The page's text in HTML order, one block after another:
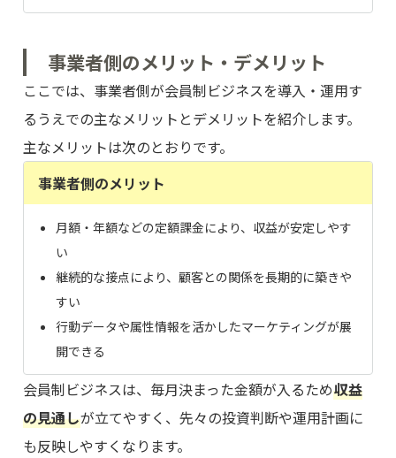
事業者側のメリット・デメリット
ここでは、事業者側が会員制ビジネスを導入・運用す
るうえでの主なメリットとデメリットを紹介します。
主なメリットは次のとおりです。
事業者側のメリット
月額・年額などの定額課金により、収益が安定しやす
い
継続的な接点により、顧客との関係を長期的に築きや
すい
行動データや属性情報を活かしたマーケティングが展
開できる
会員制ビジネスは、毎月決まった金額が入るため収益
の見通しが立てやすく、先々の投資判断や運用計画に
も反映しやすくなります。